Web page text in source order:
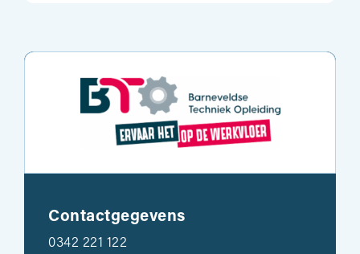
Contactgegevens
0342 221 122